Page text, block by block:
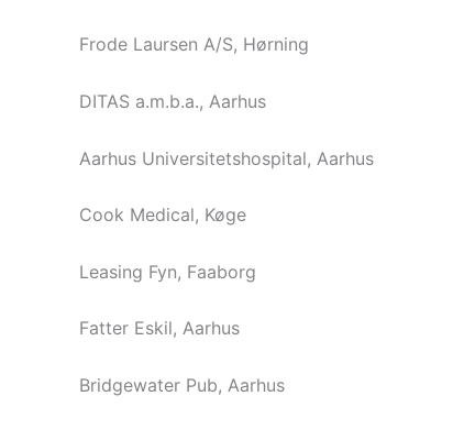
Frode Laursen A/S, Hørning
DITAS a.m.b.a., Aarhus
Aarhus Universitetshospital, Aarhus
Cook Medical, Køge
Leasing Fyn, Faaborg
Fatter Eskil, Aarhus
Bridgewater Pub, Aarhus